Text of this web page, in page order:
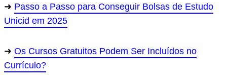
Passo a Passo para Conseguir Bolsas de Estudo
Unicid em 2025
Os Cursos Gratuitos Podem Ser Incluídos no
Currículo?